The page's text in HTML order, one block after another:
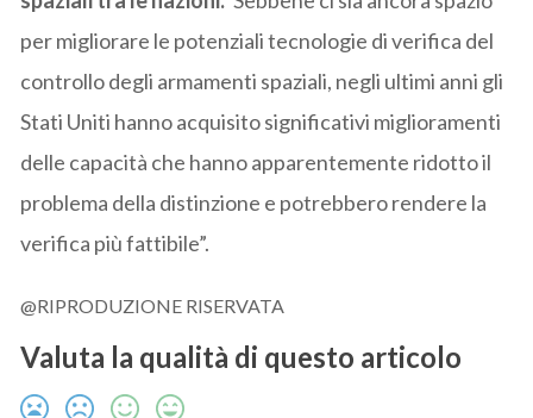
per migliorare le potenziali tecnologie di verifica del
controllo degli armamenti spaziali, negli ultimi anni gli
Stati Uniti hanno acquisito significativi miglioramenti
delle capacità che hanno apparentemente ridotto il
problema della distinzione e potrebbero rendere la
verifica più fattibile”.
@RIPRODUZIONE RISERVATA
Valuta la qualità di questo articolo